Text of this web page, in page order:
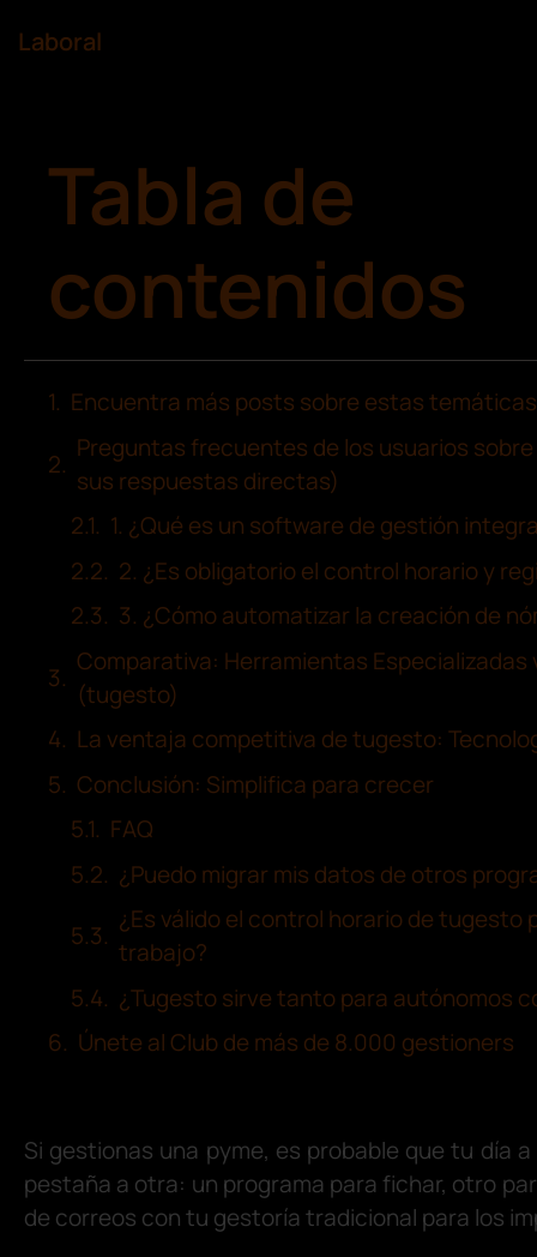
Laboral
Tabla de
contenidos
Encuentra más posts sobre estas temáticas
Preguntas frecuentes de los usuarios
sus respuestas directas)
1. ¿Qué es un software de gestión
2. ¿Es obligatorio el control horario y
3. ¿Cómo automatizar la creación de
Comparativa: Herramientas
(tugesto)
La ventaja competitiva de tugesto:
Conclusión: Simplifica para crecer
FAQ
¿Puedo migrar mis datos de otros
¿Es válido el control horario de tugesto
trabajo?
¿Tugesto sirve tanto para autónomos
Únete al Club de más de 8.000 gestioners
Si gestionas una pyme, es probable que tu día
pestaña a otra: un programa para fichar, otro
de correos con tu gestoría tradicional para los